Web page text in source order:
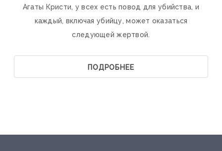
Агаты Кристи, у всех есть повод для убийства, и
каждый, включая убийцу, может оказаться
следующей жертвой.
ПОДРОБНЕЕ